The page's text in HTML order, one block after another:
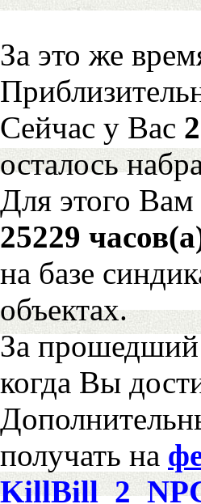
За это же
Сейчас у Вас
осталось
Для этого Вам
25229
на базе
объектах.
За прошедший
когда Вы
получать на